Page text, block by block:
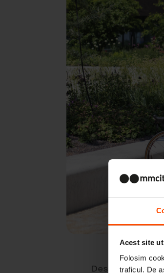
Acest site
Folosim
traficul. De
Designul